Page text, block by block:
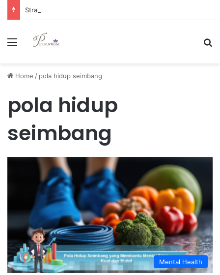
Menu
Home / pola hidup seimbang
pola hidup
seimbang
Mental Health